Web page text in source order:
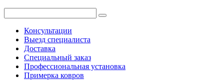
Консультации
Выезд специалиста
Доставка
Специальный заказ
Профессиональная установка
Примерка ковров